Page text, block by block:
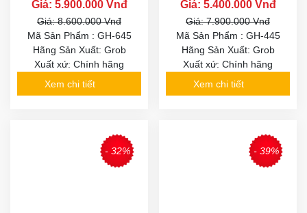
Giá: 5.900.000 Vnđ
Giá: 8.600.000 Vnđ
Mã Sản Phẩm : GH-645
Hãng Sản Xuất: Grob
Xuất xứ: Chính hãng
Xem chi tiết
Giá: 5.400.000 Vnđ
Giá: 7.900.000 Vnđ
Mã Sản Phẩm : GH-445
Hãng Sản Xuất: Grob
Xuất xứ: Chính hãng
Xem chi tiết
- 32% - 39%